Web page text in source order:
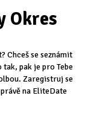
Okres
Chceš se seznámit
pak je pro Tebe
Zaregistruj se
na EliteDate